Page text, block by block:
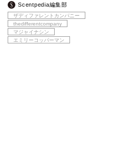
Scentpedia編集部
ザディファレントカンパニー
thedifferentcompany
マジャイナシン
エミリーコッパーマン